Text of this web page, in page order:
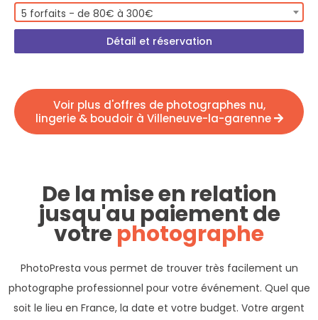
5 forfaits - de 80€ à 300€
Détail et réservation
Voir plus d'offres de photographes nu,
lingerie & boudoir à Villeneuve-la-garenne
De la mise en relation
jusqu'au paiement de
votrephotographe
PhotoPresta vous permet de trouver très facilement un
photographe professionnel pour votre événement. Quel que
soit le lieu en France, la date et votre budget. Votre argent